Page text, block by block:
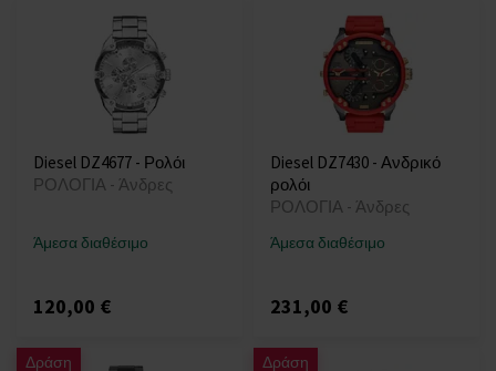
Diesel DZ4677 - Ρολόι
ΡΟΛΟΓΙΑ - Άνδρες
Άμεσα διαθέσιμο
120,00 €
Diesel DZ7430 - Ανδρικό
ρολόι
ΡΟΛΟΓΙΑ - Άνδρες
Άμεσα διαθέσιμο
231,00 €
Δράση Δράση